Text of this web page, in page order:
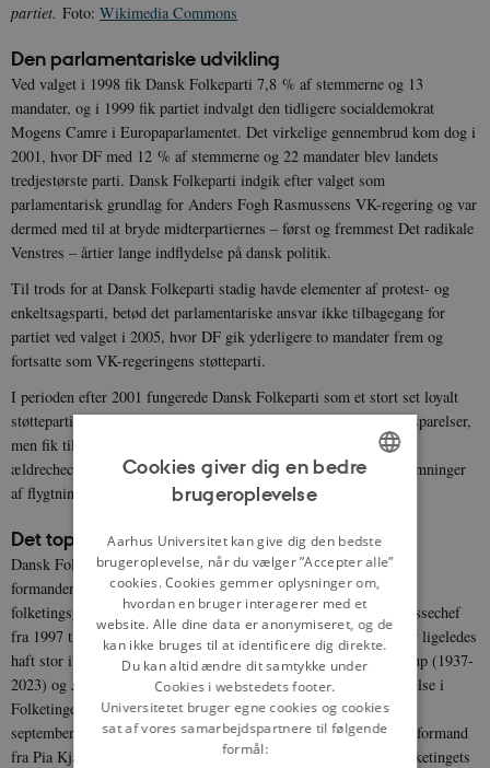
partiet. Foto: Wikimedia Commons
Den parlamentariske udvikling
Ved valget i 1998 fik Dansk Folkeparti 7,8 % af stemmerne og 13
mandater, og i 1999 fik partiet indvalgt den tidligere socialdemokrat
Mogens Camre i Europaparlamentet. Det virkelige gennembrud kom dog i
2001, hvor DF med 12 % af stemmerne og 22 mandater blev landets
tredjestørste parti. Dansk Folkeparti indgik efter valget som
parlamentarisk grundlag for Anders Fogh Rasmussens VK-regering og var
dermed med til at bryde midterpartiernes – først og fremmest Det radikale
Venstres – årtier lange indflydelse på dansk politik.
Til trods for at Dansk Folkeparti stadig havde elementer af protest- og
enkeltsagsparti, betød det parlamentariske ansvar ikke tilbagegang for
partiet ved valget i 2005, hvor DF gik yderligere to mandater frem og
fortsatte som VK-regeringens støtteparti.
I perioden efter 2001 fungerede Dansk Folkeparti som et stort set loyalt
støtteparti for VK-regeringen. Partiet måttet godkende sociale besparelser,
men fik til gengæld gennemført symbolladede initiativer såsom
ældrechecken til dårligere stillede pensionister og yderligere stramninger
af flygtninge- og indvandrerpolitikken.
Det topstyrede parti
Dansk Folkepartis er et topstyret parti, der reelt er blevet ledet af
formanden Pia Kjærsgaard, næstformand Peter Skaarup og
folketingsgruppens formand Kristian Thulesen Dahl. Partiets pressechef
fra 1997 til 2005 og senere udenrigsordfører Søren Espersen, har ligeledes
haft stor indflydelse ligesom de to tidehvervspræster Søren Krarup (1937-
2023) og Jesper Langballe (1939-2014), der efter deres indvælgelse i
Folketinget i 2001 har fungeret som en art ideologer for partiet. I
september 2012 overtog Kristian Thulesen Dahl posten som partiformand
fra Pia Kjærsgaard. Hun blev i oktober samme år medlem af Folketingets
DANISH
Cookies giver dig en bedre
brugeroplevelse
Aarhus Universitet kan give dig den bedste
brugeroplevelse, når du vælger ”Accepter alle”
cookies. Cookies gemmer oplysninger om,
hvordan en bruger interagerer med et
website. Alle dine data er anonymiseret, og de
kan ikke bruges til at identificere dig direkte.
Du kan altid ændre dit samtykke under
Cookies i webstedets footer.
Universitetet bruger egne cookies og cookies
sat af vores samarbejdspartnere til følgende
formål: